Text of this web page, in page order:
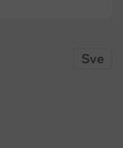
Sve